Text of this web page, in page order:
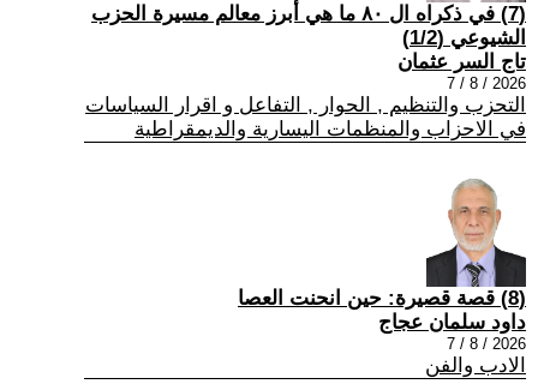
(7) في ذكراه ال ٨٠ ما هي أبرز معالم مسيرة الحزب
الشيوعي (1/2)
تاج السر عثمان
2026 / 8 / 7
التحزب والتنظيم , الحوار , التفاعل و اقرار السياسات
في الاحزاب والمنظمات اليسارية والديمقراطية
(8) قصة قصيرة: حين انحنت العصا
داود سلمان عجاج
2026 / 8 / 7
الادب والفن